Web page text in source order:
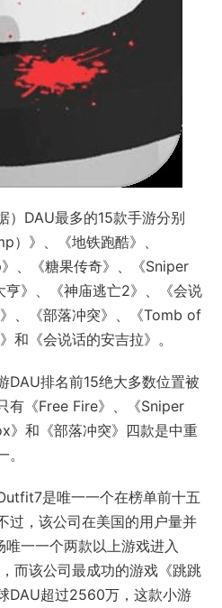
）DAU最多的15款手游分别
）》、《地铁跑酷》、
、《糖果传奇》、《Sniper
》、《神庙逃亡2》、《会说
、《部落冲突》、《Tomb of
和《会说话的安吉拉》。
DAU排名前15绝大多数位置被
有《Free Fire》、《Sniper
》和《部落冲突》四款是中重
是唯一一个在榜单前十五
过，该公司在美国的用户量并
一一个两款以上游戏进入
而该公司最成功的游戏《跳跳
DAU超过2560万，这款小游